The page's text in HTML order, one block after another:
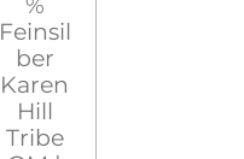
Feinsil
ber
Karen
Hill
Tribe